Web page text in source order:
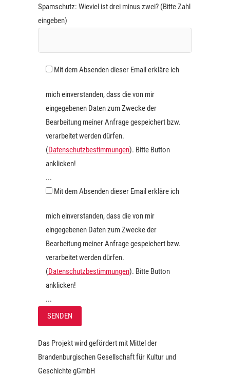
Spamschutz: Wieviel ist drei minus zwei? (Bitte Zahl
eingeben)
Mit dem Absenden dieser Email erkläre ich
mich einverstanden, dass die von mir
eingegebenen Daten zum Zwecke der
Bearbeitung meiner Anfrage gespeichert bzw.
verarbeitet werden dürfen.
(Datenschutzbestimmungen). Bitte Button
anklicken!
...
Mit dem Absenden dieser Email erkläre ich
mich einverstanden, dass die von mir
eingegebenen Daten zum Zwecke der
Bearbeitung meiner Anfrage gespeichert bzw.
verarbeitet werden dürfen.
(Datenschutzbestimmungen). Bitte Button
anklicken!
...
A
l
t
Das Projekt wird gefördert mit Mittel der
Brandenburgischen Gesellschaft für Kultur und
Geschichte gGmbH